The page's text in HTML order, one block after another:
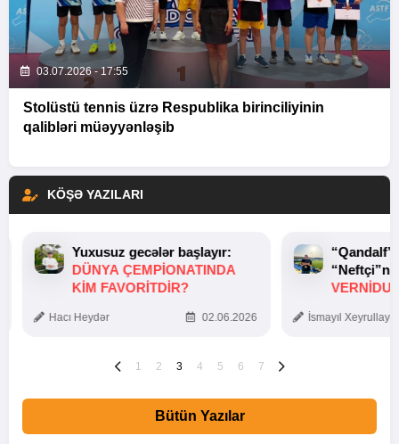
03.07.2026 - 17:55
Stolüstü tennis üzrə Respublika birinciliyinin
qalibləri müəyyənləşib
KÖŞƏ YAZILARI
Yuxusuz gecələr başlayır:
DÜNYA ÇEMPIONATINDA
KIM FAVORITDIR?
Hacı Heydər 02.06.2026 İsmayıl
1 2 3 4 5 6 7
Bütün Yazılar